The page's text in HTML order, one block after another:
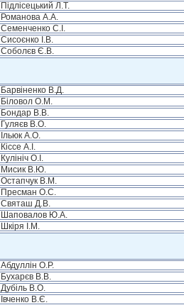
Підлісецький Л.Т.
Романова А.А.
Семенченко С.І.
Сисоєнко І.В.
Соболєв Є.В.
Барвіненко В.Д.
Біловол О.М.
Бондар В.В.
Гуляєв В.О.
Ільюк А.О.
Кіссе А.І.
Кулініч О.І.
Мисик В.Ю.
Остапчук В.М.
Пресман О.С.
Святаш Д.В.
Шаповалов Ю.А.
Шкіря І.М.
Абдуллін О.Р.
Бухарєв В.В.
Дубіль В.О.
Івченко В.Є.